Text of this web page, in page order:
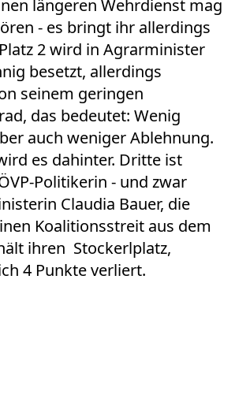
längeren Wehrdienst mag
- es bringt ihr allerdings
2 wird in Agrarminister
besetzt, allerdings
seinem geringen
das bedeutet: Wenig
auch weniger Ablehnung.
es dahinter. Dritte ist
Politikerin - und zwar
Claudia Bauer, die
Koalitionsstreit aus dem
ihren Stockerlplatz,
4 Punkte verliert.